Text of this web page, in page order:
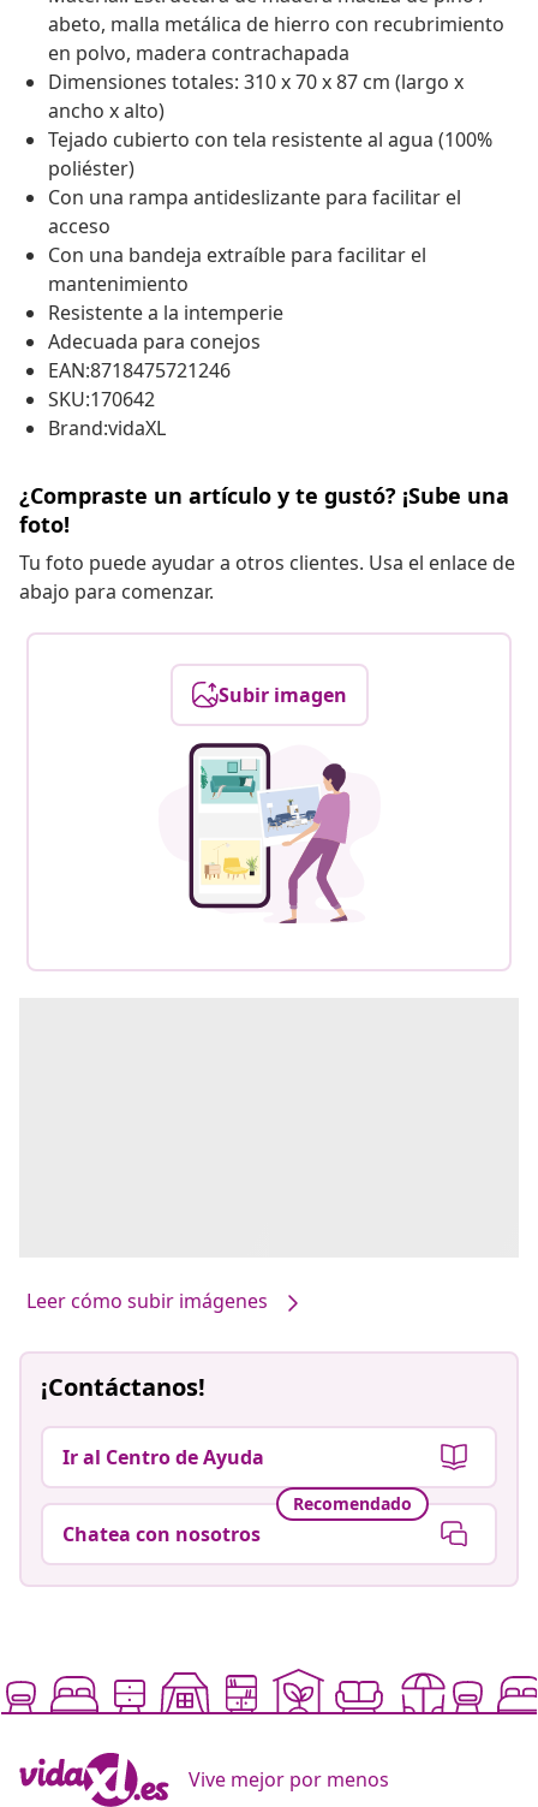
abeto, malla metálica de hierro con recubrimiento
en polvo, madera contrachapada
Dimensiones totales: 310 x 70 x 87 cm (largo x
ancho x alto)
Tejado cubierto con tela resistente al agua (100%
poliéster)
Con una rampa antideslizante para facilitar el
acceso
Con una bandeja extraíble para facilitar el
mantenimiento
Resistente a la intemperie
Adecuada para conejos
EAN:8718475721246
SKU:170642
Brand:vidaXL
¿Compraste un artículo y te gustó? ¡Sube una
foto!
Tu foto puede ayudar a otros clientes. Usa el enlace de
abajo para comenzar.
Subir imagen
Leer cómo subir imágenes
¡Contáctanos!
Ir al Centro de Ayuda
Recomendado
Chatea con nosotros
Vive mejor por menos